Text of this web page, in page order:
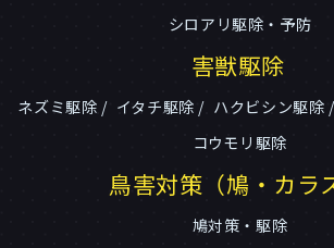
シロアリ駆除・予防
害獣駆除
ネズミ駆除 イタチ駆除 ハクビシン駆除
コウモリ駆除
鳥害対策（鳩・カラ
鳩対策・駆除